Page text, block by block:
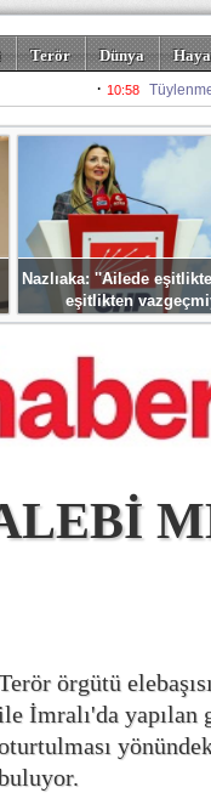
Terör Dünya
Spor
Nazlıaka: ''Ailede
eşitlikten
örgütü
İmralı'da yapılan